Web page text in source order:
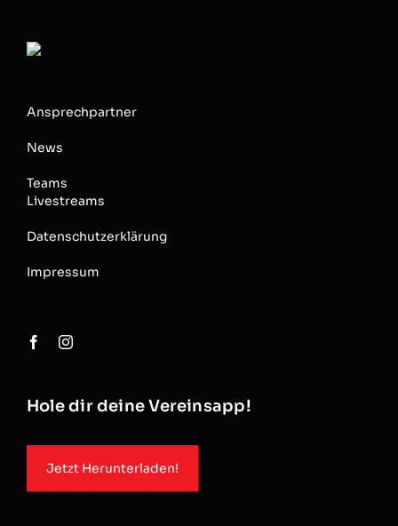
Ansprechpartner
News
Teams
Livestreams
Datenschutzerklärung
Impressum
Hole dir deine Vereinsapp!
Jetzt Herunterladen!